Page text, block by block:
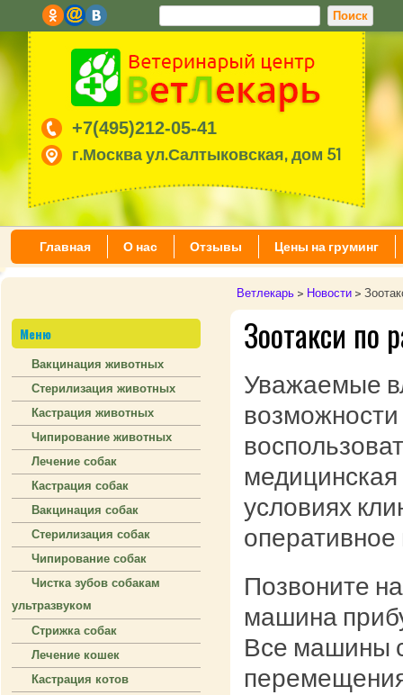
+7(495)212-05-41
г.Москва ул.Салтыковская, дом 51
Главная О нас Отзывы Цены на груминг
Ветлекарь > Новости >
Зоотакси по
Уважаемые
условиях
Позвоните
машина
Все машины
Меню
Вакцинация животных
Стерилизация животных
Кастрация животных
Чипирование животных
Лечение собак
Кастрация собак
Вакцинация собак
Стерилизация собак
Чипирование собак
Чистка зубов собакам
ультразвуком
Стрижка собак
Лечение кошек
Кастрация котов